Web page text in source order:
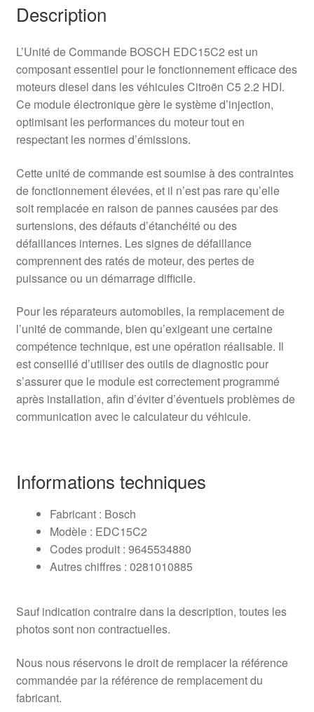
Description
L’Unité de Commande BOSCH EDC15C2 est un
composant essentiel pour le fonctionnement efficace des
moteurs diesel dans les véhicules Citroën C5 2.2 HDI.
Ce module électronique gère le système d’injection,
optimisant les performances du moteur tout en
respectant les normes d’émissions.
Cette unité de commande est soumise à des contraintes
de fonctionnement élevées, et il n’est pas rare qu’elle
soit remplacée en raison de pannes causées par des
surtensions, des défauts d’étanchéité ou des
défaillances internes. Les signes de défaillance
comprennent des ratés de moteur, des pertes de
puissance ou un démarrage difficile.
Pour les réparateurs automobiles, la remplacement de
l’unité de commande, bien qu’exigeant une certaine
compétence technique, est une opération réalisable. Il
est conseillé d’utiliser des outils de diagnostic pour
s’assurer que le module est correctement programmé
après installation, afin d’éviter d’éventuels problèmes de
communication avec le calculateur du véhicule.
Informations techniques
Fabricant : Bosch
Modèle : EDC15C2
Codes produit : 9645534880
Autres chiffres : 0281010885
Sauf indication contraire dans la description, toutes les
photos sont non contractuelles.
Nous nous réservons le droit de remplacer la référence
commandée par la référence de remplacement du
fabricant.